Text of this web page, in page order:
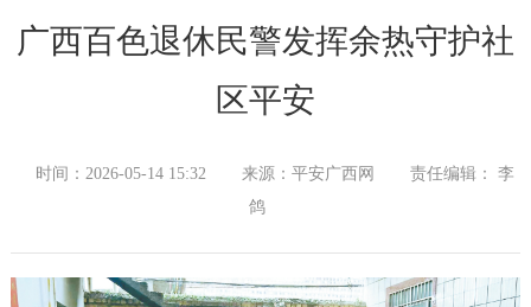
广西百色退休民警发挥余热守护社
区平安
时间：2026-05-14 15:32 来源：平安广西网
责任编辑： 李
鸽